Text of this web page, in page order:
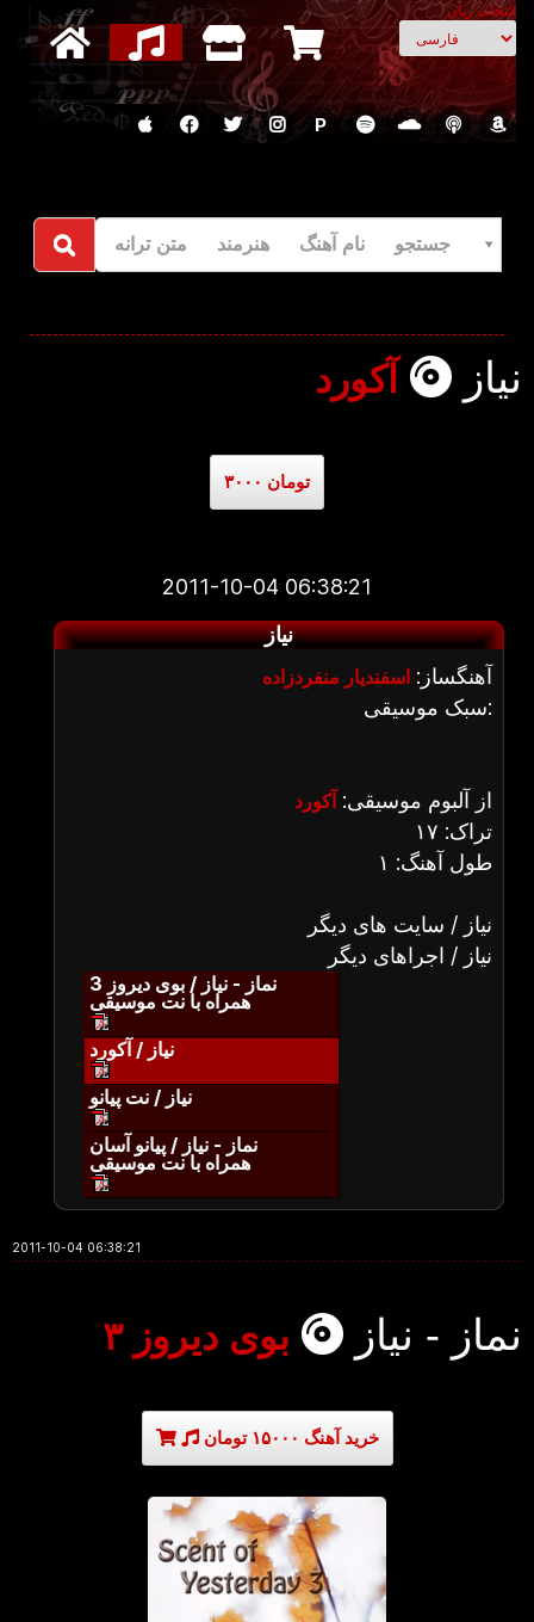
انتخاب زبان
P
جستجو نام آهنگ هنرمند متن ترانه
نیاز آکورد
۳۰۰۰ تومان
2011-10-04 06:38:21
نیاز
آهنگساز: اسفندیار منفردزاده
سبک موسیقی:
از آلبوم موسیقی: آکورد
تراک: ۱۷
طول آهنگ: ۱
نیاز / سایت های دیگر
نیاز / اجراهای دیگر
نماز - نیاز / بوی دیروز 3
همراه با نت موسیقی
نیاز / آکورد
نیاز / نت پیانو
نماز - نیاز / پیانو آسان
همراه با نت موسیقی
2011-10-04 06:38:21
نماز - نیاز بوی دیروز ۳
خرید آهنگ ۱۵۰۰۰ تومان